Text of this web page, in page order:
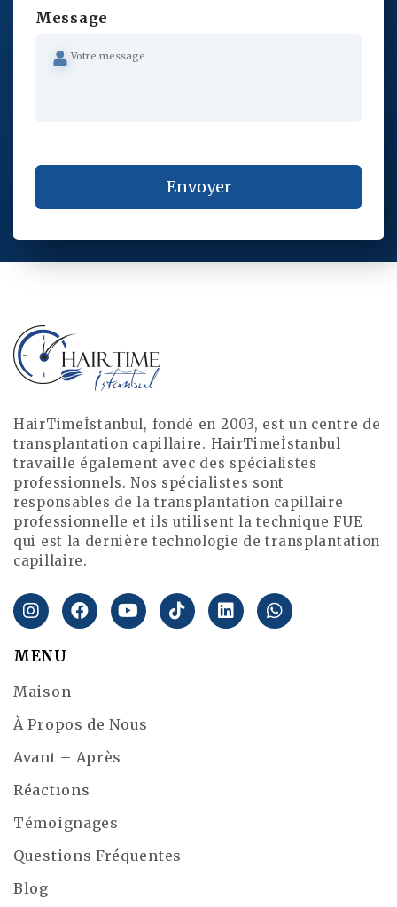
Message
HairTimeİstanbul, fondé en 2003, est un centre de
transplantation capillaire. HairTimeİstanbul
travaille également avec des spécialistes
professionnels. Nos spécialistes sont
responsables de la transplantation capillaire
professionnelle et ils utilisent la technique FUE
qui est la dernière technologie de transplantation
capillaire.
MENU
Maison
À Propos de Nous
Avant – Après
Réactıons
Témoignages
Questions Fréquentes
Blog